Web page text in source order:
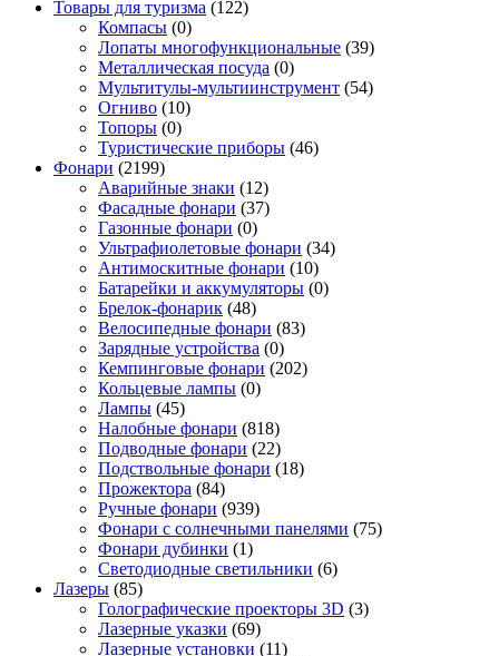
Товары для туризма (122)
Компасы (0)
Лопаты многофункциональные (39)
Металлическая посуда (0)
Мультитулы-мультиинструмент (54)
Огниво (10)
Топоры (0)
Туристические приборы (46)
Фонари (2199)
Аварийные знаки (12)
Фасадные фонари (37)
Газонные фонари (0)
Ультрафиолетовые фонари (34)
Антимоскитные фонари (10)
Батарейки и аккумуляторы (0)
Брелок-фонарик (48)
Велосипедные фонари (83)
Зарядные устройства (0)
Кемпинговые фонари (202)
Кольцевые лампы (0)
Лампы (45)
Налобные фонари (818)
Подводные фонари (22)
Подствольные фонари (18)
Прожектора (84)
Ручные фонари (939)
Фонари с солнечными панелями (75)
Фонари дубинки (1)
Светодиодные светильники (6)
Лазеры (85)
Голографические проекторы 3D (3)
Лазерные указки (69)
Лазерные установки (11)